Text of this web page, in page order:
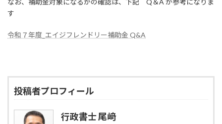
す
令和７年度_エイジフレンドリー補助金 Q&A
投稿者プロフィール
行政書士 尾﨑